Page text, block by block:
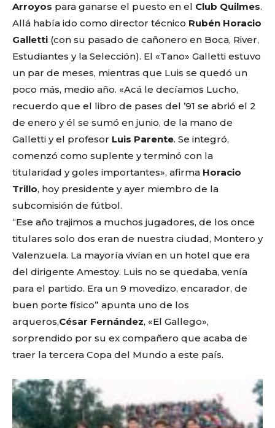
Arroyos para ganarse el puesto en el Club Quilmes.
Allá había ido como director técnico Rubén Horacio
Galletti (con su pasado de cañonero en Boca, River,
Estudiantes y la Selección). El «Tano» Galletti estuvo
un par de meses, mientras que Luis se quedó un
poco más, medio año. «Acá le decíamos Lucho,
recuerdo que el libro de pases del ’91 se abrió el 2
de enero y él se sumó en junio, de la mano de
Galletti y el profesor Luis Parente. Se integró,
comenzó como suplente y terminó con la
titularidad y goles importantes», afirma Horacio
Trillo, hoy presidente y ayer miembro de la
subcomisión de fútbol.
“Ese año trajimos a muchos jugadores, de los once
titulares solo dos eran de nuestra ciudad, Montero y
Valenzuela. La mayoría vivían en un hotel que era
del dirigente Amestoy. Luis no se quedaba, venía
para el partido. Era un 9 movedizo, encarador, de
buen porte físico” apunta uno de los
arqueros,César Fernández, «El Gallego»,
sorprendido por su ex compañero que acaba de
traer la tercera Copa del Mundo a este país.